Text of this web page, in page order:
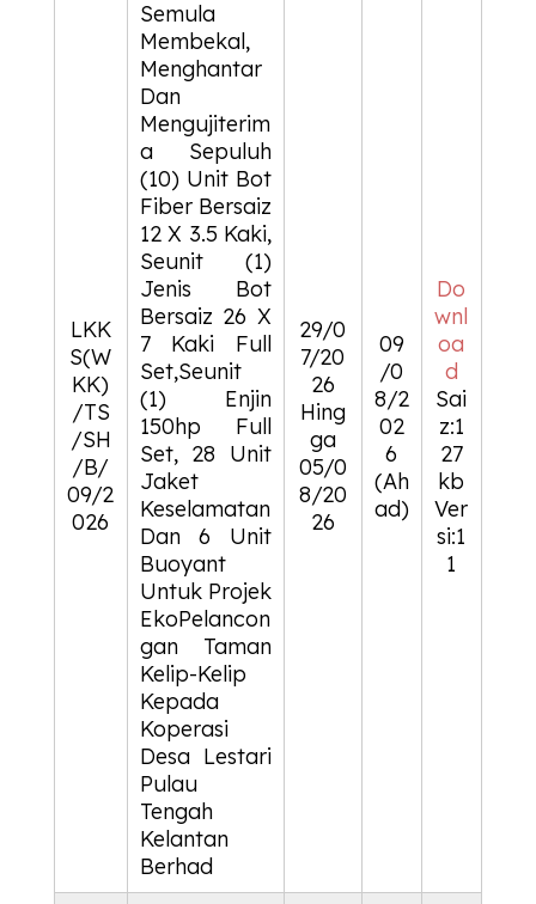
LKK
S(W
KK)
/TS
/SH
/B/
09/2
026
Semula
Membekal,
Menghantar
Dan
Mengujiterim
a Sepuluh
(10) Unit Bot
Fiber Bersaiz
12 X 3.5 Kaki,
Seunit (1)
Jenis Bot
Bersaiz 26 X
7 Kaki Full
Set,Seunit
(1) Enjin
150hp Full
Set, 28 Unit
Jaket
Keselamatan
Dan 6 Unit
Buoyant
Untuk Projek
EkoPelancon
gan Taman
Kelip-Kelip
Kepada
Koperasi
Desa Lestari
Pulau
Tengah
Kelantan
Berhad
29/0
7/20
26
Hing
ga
05/0
8/20
26
09
/0
8/2
02
6
(Ah
ad)
Do
wnl
oa
d
Sai
z:1
27
kb
Ver
si:1
1